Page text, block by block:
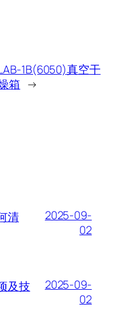
1B(6050)真空干
箱 →
清
2025-09-
02
及技
2025-09-
02